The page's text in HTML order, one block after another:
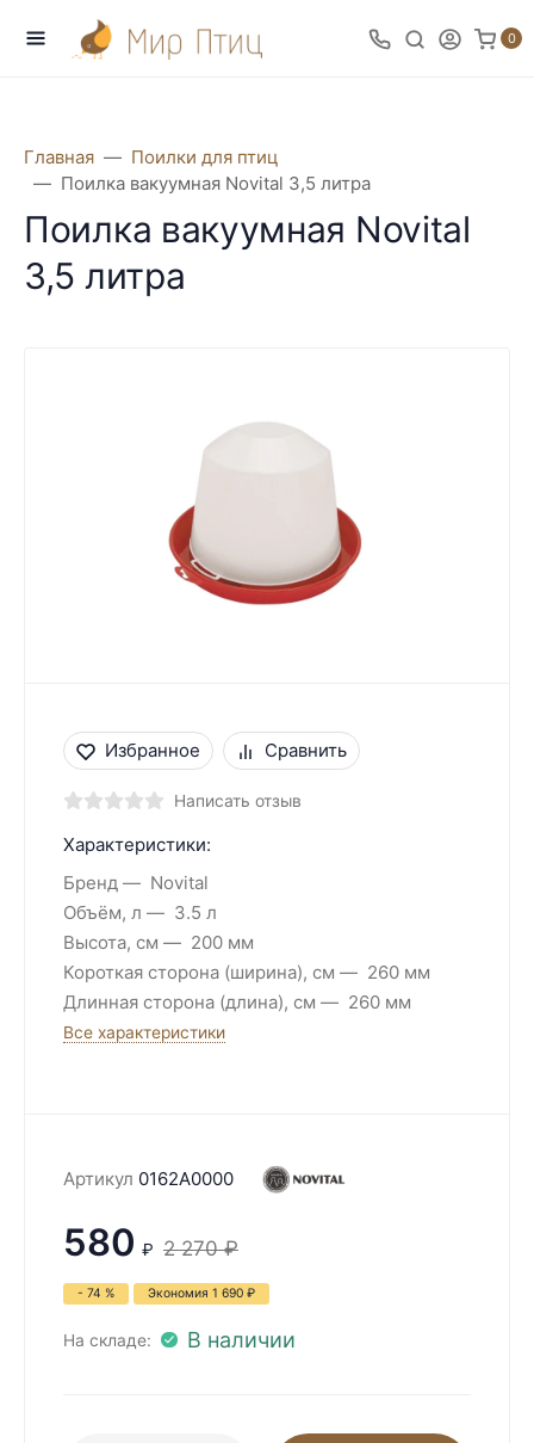
0
Главная
Поилки для птиц
Поилка вакуумная Novital 3,5 литра
Поилка вакуумная Novital
3,5 литра
Избранное Сравнить
Написать отзыв
Характеристики:
Бренд
Novital
Объём, л
3.5 л
Высота, см
200 мм
Короткая сторона (ширина), см
260 мм
Длинная сторона (длина), см
260 мм
Все характеристики
Артикул 0162A0000
580 ₽ 2 270 ₽
- 74 % Экономия 1 690 ₽
На складе: В наличии